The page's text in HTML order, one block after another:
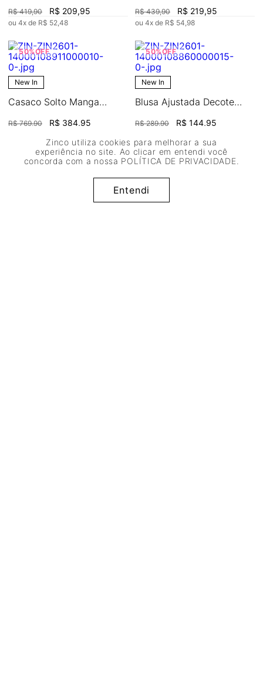
Zinco utiliza cookies para melhorar a sua
experiência no site. Ao clicar em entendi você
concorda com a nossa POLÍTICA DE PRIVACIDADE
Entendi
R$ 419,90 R$ 209,95
ou 4x de R$ 52,48
R$ 439,90 R$ 219,95
ou 4x de R$ 54,98
50%OFF
New In
Casaco Solto Manga
R$ 769,90 R$ 384,95
50%OFF
New In
Blusa Ajustada Decote
Padrão
R$ 289,90 R$ 144,95